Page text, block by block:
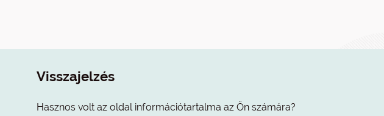
Visszajelzés
Hasznos volt az oldal információtartalma az Ön számára?